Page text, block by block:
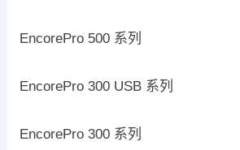
EncorePro 500 系列
EncorePro 300 USB 系列
EncorePro 300 系列